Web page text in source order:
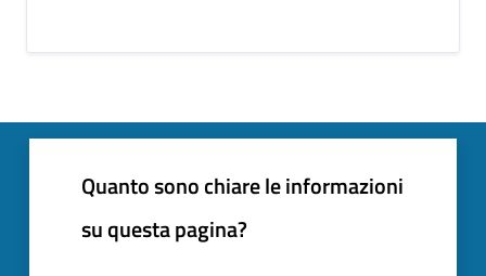
Quanto sono chiare le informazioni
su questa pagina?